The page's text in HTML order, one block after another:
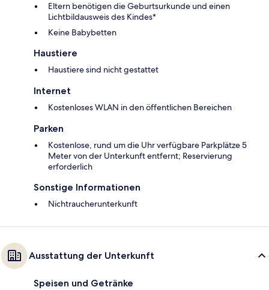
Eltern benötigen die Geburtsurkunde und einen
Lichtbildausweis des Kindes*
Keine Babybetten
Haustiere
Haustiere sind nicht gestattet
Internet
Kostenloses WLAN in den öffentlichen Bereichen
Parken
Kostenlose, rund um die Uhr verfügbare Parkplätze 5
Meter von der Unterkunft entfernt; Reservierung
erforderlich
Sonstige Informationen
Nichtraucherunterkunft
Ausstattung der Unterkunft
Speisen und Getränke